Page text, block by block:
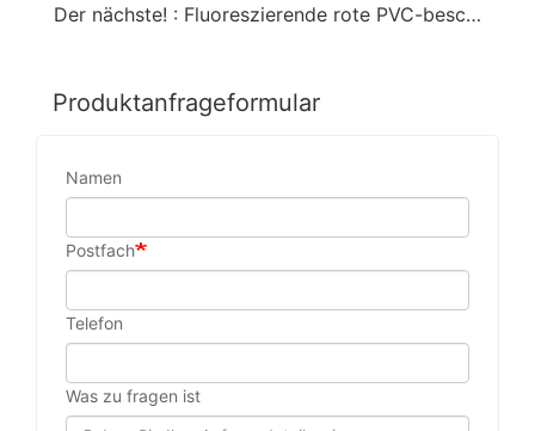
Der nächste! : Fluoreszierende rote PVC-beschichtete Handschuhe mit TPR
Produktanfrageformular
Namen
Postfach
Telefon
Was zu fragen ist